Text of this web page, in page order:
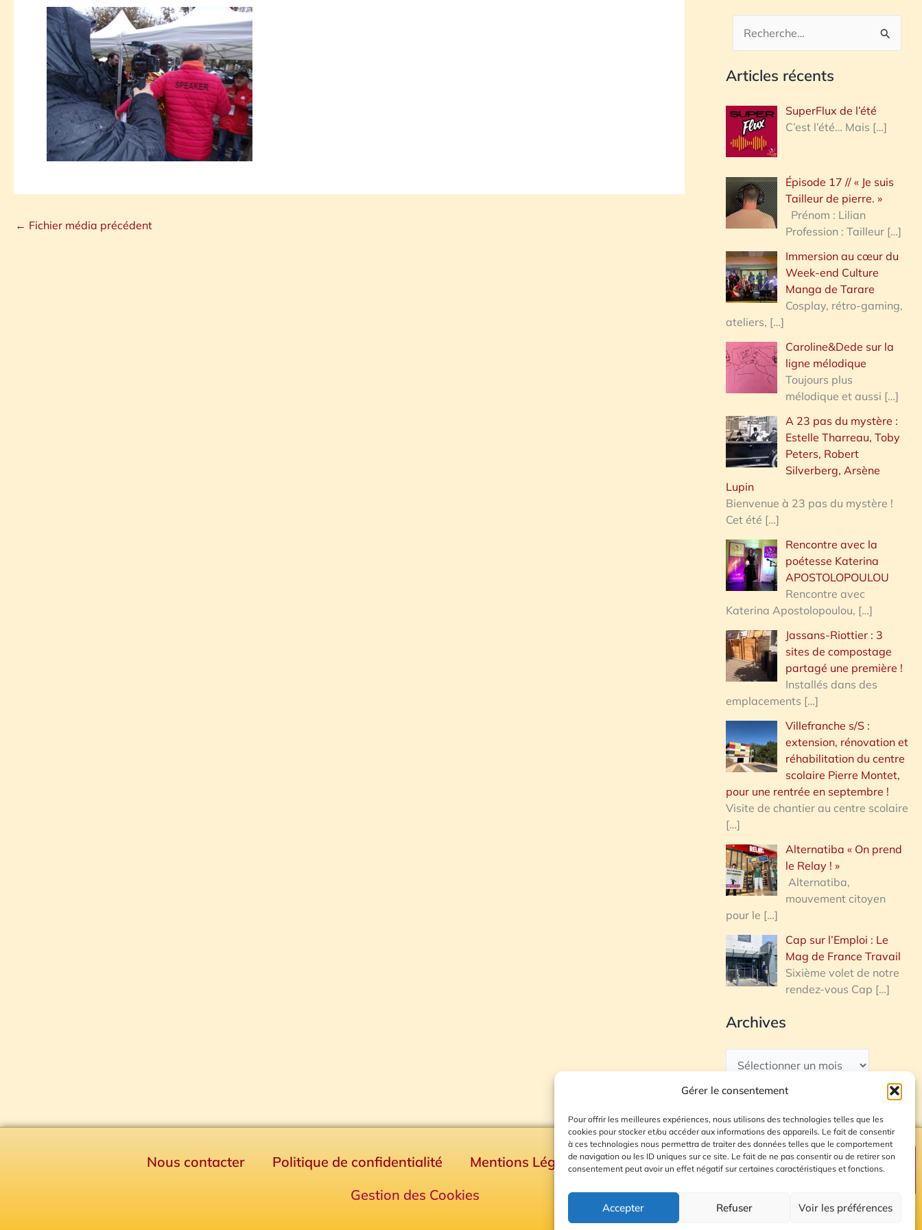
Gérer le consentement
Pour offrir les meilleures expériences, nous utilisons des technologies telles que les
cookies pour stocker et/ou accéder aux informations des appareils. Le fait de consentir
à ces technologies nous permettra de traiter des données telles que le comportement
de navigation ou les ID uniques sur ce site. Le fait de ne pas consentir ou de retirer son
consentement peut avoir un effet négatif sur certaines caractéristiques et fonctions.
Accepter Refuser Voir les préférences
← Fichier média précédent
c
h
r
h
e
:
Articles récents
SuperFlux de l’été
C’est l’été… Mais […]
Épisode 17 // « Je suis
Tailleur de pierre. »
Prénom : Lilian
Profession : Tailleur […]
Immersion au cœur du
Week-end Culture
Manga de Tarare
Cosplay, rétro-gaming,
ateliers, […]
Caroline&Dede sur la
ligne mélodique
Toujours plus
mélodique et aussi […]
A 23 pas du mystère :
Estelle Tharreau, Toby
Peters, Robert
Silverberg, Arsène
Lupin
Bienvenue à 23 pas du mystère !
Cet été […]
Rencontre avec la
poétesse Katerina
APOSTOLOPOULOU
Rencontre avec
Katerina Apostolopoulou, […]
Jassans-Riottier : 3
sites de compostage
partagé une première !
Installés dans des
emplacements […]
Villefranche s/S :
extension, rénovation et
réhabilitation du centre
scolaire Pierre Montet,
pour une rentrée en septembre !
Visite de chantier au centre scolaire
[…]
Alternatiba « On prend
le Relay ! »
Alternatiba,
mouvement citoyen
pour le […]
Cap sur l’Emploi : Le
Mag de France Travail
Sixième volet de notre
rendez-vous Cap […]
Archives
Nous contacter Politique de confidentialité Mentions Légales
Plan du site
Gestion des Cookies